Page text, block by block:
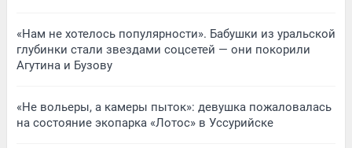
«Нам не хотелось популярности». Бабушки из уральской
глубинки стали звездами соцсетей — они покорили
Агутина и Бузову
«Не вольеры, а камеры пыток»: девушка пожаловалась
на состояние экопарка «Лотос» в Уссурийске